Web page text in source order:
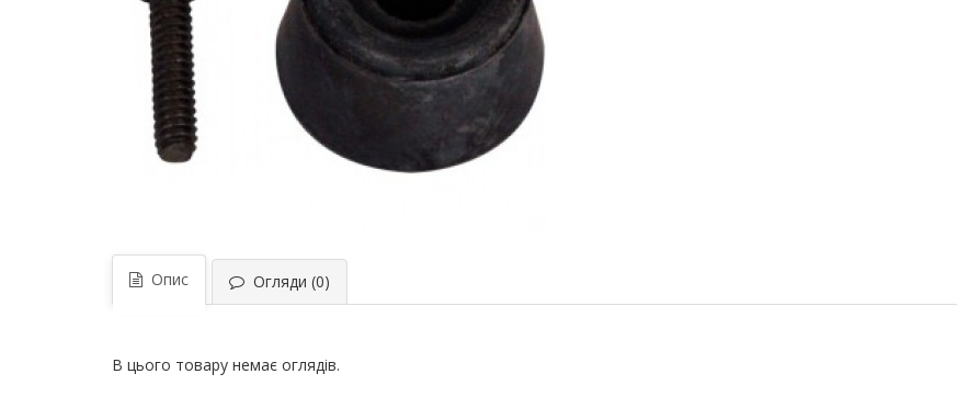
Опис Огляди (0)
В цього товару немає оглядів.